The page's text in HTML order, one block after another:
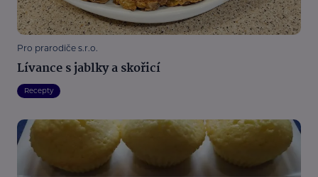
Pro prarodiče s.r.o.
Lívance s jablky a skořicí
Recepty